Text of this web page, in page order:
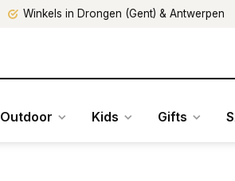
Winkels in Drongen (Gent) & Antwerpen
Outdoor Kids Gifts